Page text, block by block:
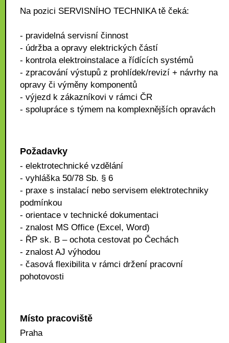
Na pozici SERVISNÍHO TECHNIKA tě čeká:
- pravidelná servisní činnost
- údržba a opravy elektrických částí
- kontrola elektroinstalace a řídících systémů
- zpracování výstupů z prohlídek/revizí + návrhy na
opravy či výměny komponentů
- výjezd k zákazníkovi v rámci ČR
- spolupráce s týmem na komplexnějších opravách
Požadavky
- elektrotechnické vzdělání
- vyhláška 50/78 Sb. § 6
- praxe s instalací nebo servisem elektrotechniky
podmínkou
- orientace v technické dokumentaci
- znalost MS Office (Excel, Word)
- ŘP sk. B – ochota cestovat po Čechách
- znalost AJ výhodou
- časová flexibilita v rámci držení pracovní
pohotovosti
Místo pracoviště
Praha